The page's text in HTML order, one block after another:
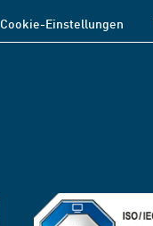
Cookie-Einstellungen